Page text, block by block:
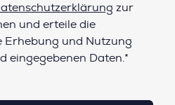
zur
und erteile die
Erhebung und Nutzung
eingegebenen Daten.*